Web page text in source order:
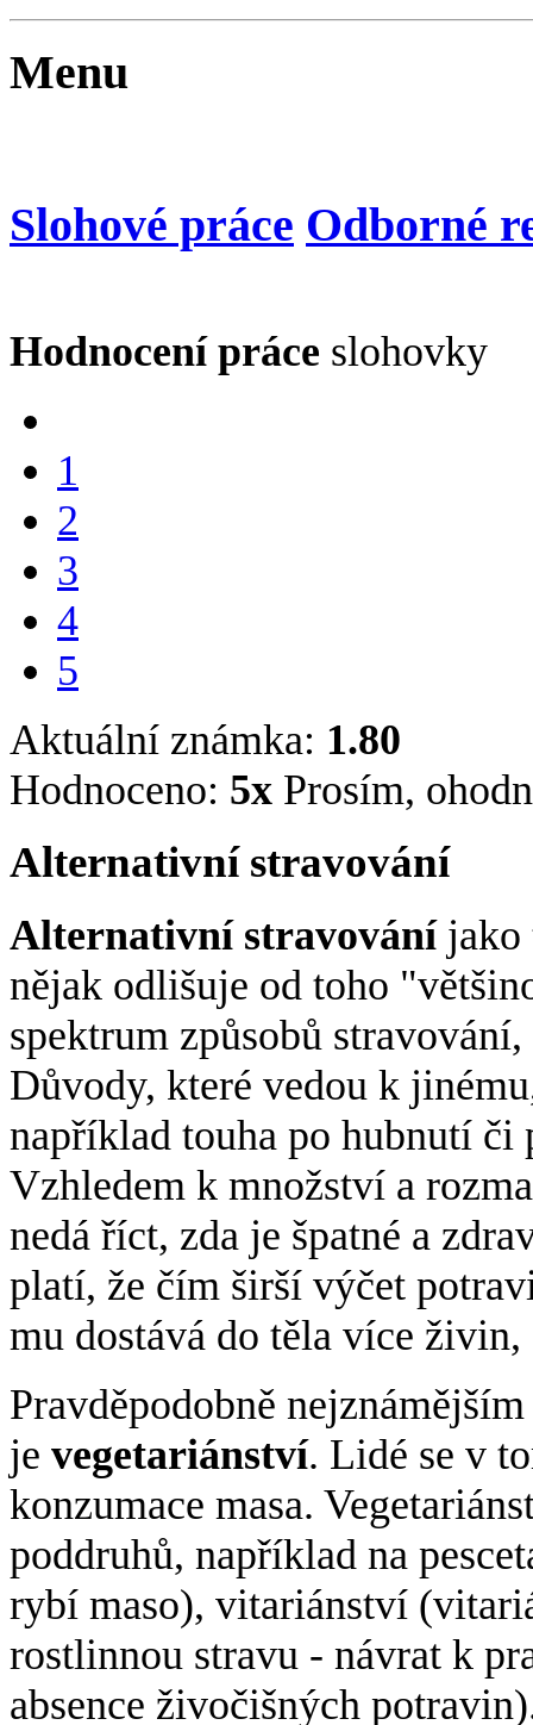
Menu
Slohové práce Odborné
Hodnocení práce slohovky
1
2
3
4
5
Aktuální známka: 1.80
Hodnoceno: 5x Prosím,
Alternativní stravování
Alternativní stravováníjako
nějak odlišuje od toho
spektrum způsobů
Důvody, které vedou k
například touha po hubnutí
Vzhledem k množství a
nedá říct, zda je špatné a
platí, že čím širší výčet
mu dostává do těla více
Pravděpodobně
je vegetariánství. Lidé se v
konzumace masa.
poddruhů, například na
rybí maso), vitariánství
rostlinnou stravu - návrat k
absence živočišných